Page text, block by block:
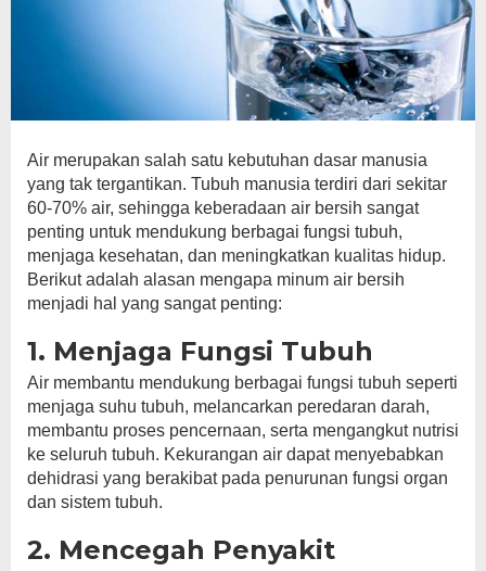
Air merupakan salah satu kebutuhan dasar manusia
yang tak tergantikan. Tubuh manusia terdiri dari sekitar
60-70% air, sehingga keberadaan air bersih sangat
penting untuk mendukung berbagai fungsi tubuh,
menjaga kesehatan, dan meningkatkan kualitas hidup.
Berikut adalah alasan mengapa minum air bersih
menjadi hal yang sangat penting:
1. Menjaga Fungsi Tubuh
Air membantu mendukung berbagai fungsi tubuh seperti
menjaga suhu tubuh, melancarkan peredaran darah,
membantu proses pencernaan, serta mengangkut nutrisi
ke seluruh tubuh. Kekurangan air dapat menyebabkan
dehidrasi yang berakibat pada penurunan fungsi organ
dan sistem tubuh.
2. Mencegah Penyakit